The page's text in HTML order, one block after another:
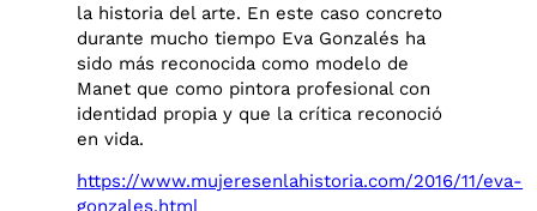
la historia del arte. En este caso concreto
durante mucho tiempo Eva Gonzalés ha
sido más reconocida como modelo de
Manet que como pintora profesional con
identidad propia y que la crítica reconoció
en vida.
https://www.mujeresenlahistoria.com/2016/11/eva-
gonzales.html